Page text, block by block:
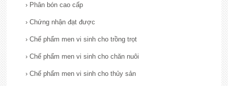
› Phân bón cao cấp
› Chứng nhận đạt được
› Chế phẩm men vi sinh cho trồng trọt
› Chế phẩm men vi sinh cho chăn nuôi
› Chế phẩm men vi sinh cho thủy sản